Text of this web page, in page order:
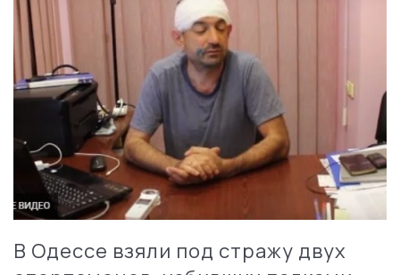
В Одессе взяли под стражу двух